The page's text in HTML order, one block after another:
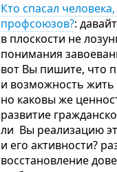
Кто спасал
профсоюзов?:
в плоскости не
понимания
вот Вы пишите, что
и возможность жить
но каковы же
развитие
ли Вы реализацию
и его активности?
восстановление